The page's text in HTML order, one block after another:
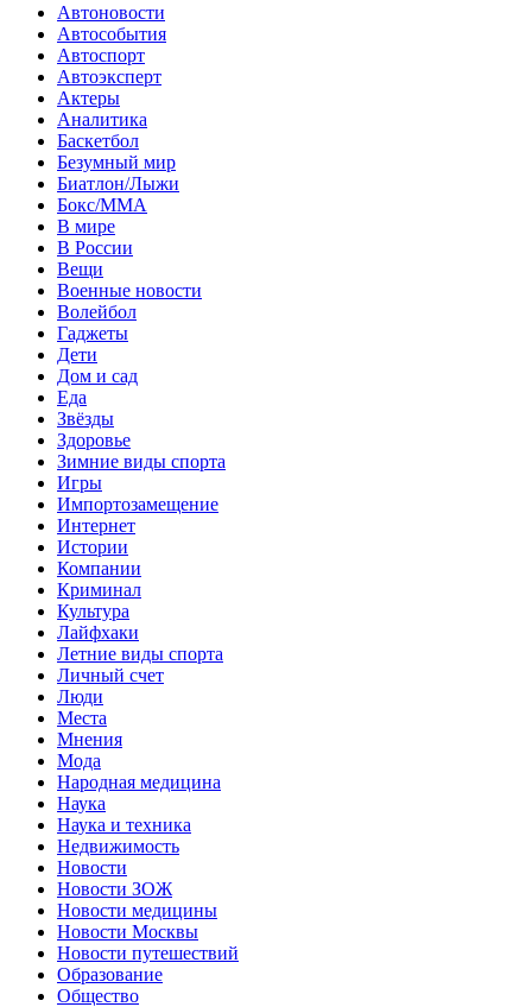
Автоновости
Автособытия
Автоспорт
Автоэксперт
Актеры
Аналитика
Баскетбол
Безумный мир
Биатлон/Лыжи
Бокс/MMA
В мире
В России
Вещи
Военные новости
Волейбол
Гаджеты
Дети
Дом и сад
Еда
Звёзды
Здоровье
Зимние виды спорта
Игры
Импортозамещение
Интернет
Истории
Компании
Криминал
Культура
Лайфхаки
Летние виды спорта
Личный счет
Люди
Места
Мнения
Мода
Народная медицина
Наука
Наука и техника
Недвижимость
Новости
Новости ЗОЖ
Новости медицины
Новости Москвы
Новости путешествий
Образование
Общество